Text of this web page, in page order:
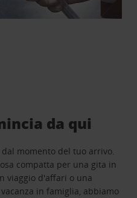
da qui
momento del tuo arrivo.
compatta per una gita in
viaggio d'affari o una
in famiglia, abbiamo